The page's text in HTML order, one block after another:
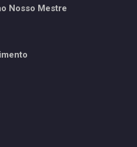
Nosso Mestre